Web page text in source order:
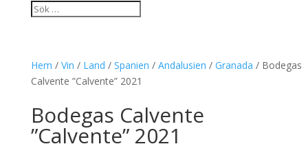
Hem / Vin / Land / Spanien / Andalusien / Granada / Bodegas
Calvente ”Calvente” 2021
Bodegas Calvente
”Calvente” 2021